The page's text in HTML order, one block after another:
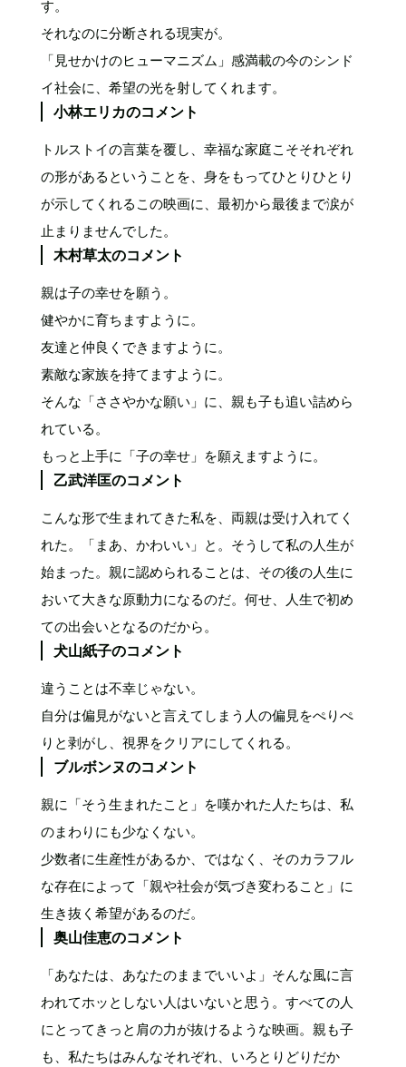
す。
それなのに分断される現実が。
「見せかけのヒューマニズム」感満載の今のシンド
イ社会に、希望の光を射してくれます。
小林エリカのコメント
トルストイの言葉を覆し、幸福な家庭こそそれぞれ
の形があるということを、身をもってひとりひとり
が示してくれるこの映画に、最初から最後まで涙が
止まりませんでした。
木村草太のコメント
親は子の幸せを願う。
健やかに育ちますように。
友達と仲良くできますように。
素敵な家族を持てますように。
そんな「ささやかな願い」に、親も子も追い詰めら
れている。
もっと上手に「子の幸せ」を願えますように。
乙武洋匡のコメント
こんな形で生まれてきた私を、両親は受け入れてく
れた。「まあ、かわいい」と。そうして私の人生が
始まった。親に認められることは、その後の人生に
おいて大きな原動力になるのだ。何せ、人生で初め
ての出会いとなるのだから。
犬山紙子のコメント
違うことは不幸じゃない。
自分は偏見がないと言えてしまう人の偏見をぺりぺ
りと剥がし、視界をクリアにしてくれる。
ブルボンヌのコメント
親に「そう生まれたこと」を嘆かれた人たちは、私
のまわりにも少なくない。
少数者に生産性があるか、ではなく、そのカラフル
な存在によって「親や社会が気づき変わること」に
生き抜く希望があるのだ。
奥山佳恵のコメント
「あなたは、あなたのままでいいよ」そんな風に言
われてホッとしない人はいないと思う。すべての人
にとってきっと肩の力が抜けるような映画。親も子
も、私たちはみんなそれぞれ、いろとりどりだか